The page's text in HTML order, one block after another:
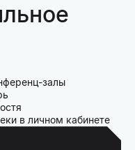
залы
в личном кабинете